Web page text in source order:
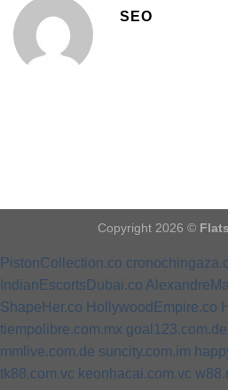
SEO
Copyright 2026 ©
PistonCollection.co
IndianEscortsDubai.co
ShapeHer.co HollywoodEmpire.co
tiempolibre.com.mx goal123.com.de
mmlive.com.de suncity.com.im
tk88.com.vc keonhacai.com.vc